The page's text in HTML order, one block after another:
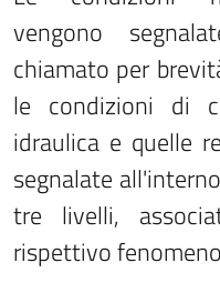
vengono
chiamato per
le condizioni di
idraulica e quelle
segnalate
tre livelli,
rispettivo